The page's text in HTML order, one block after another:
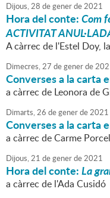
Dijous,28 degenerde2021
Hora del conte:Com
ACTIVITAT
A càrrec de l'Estel Doy,
Dimecres,27 degenerde
Converses a la carta
a càrrec de Leonora de
Dimarts,26 degenerde2021
Converses a la carta
a càrrec de Carme Porcel
Dijous,21 degenerde2021
Hora del conte:La
a càrrec de l'Ada Cusidó